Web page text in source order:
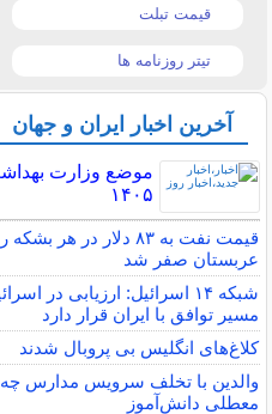
قیمت تبلت
تیتر روزنامه ها
آخرین اخبار ایران و جهان
موضع وزارت
۱۴۰۵
قیمت نفت به ۸۳ دلار
عربستان صفر شد
شبکه ۱۴ اسرائیل: ارزیابی
مسیر توافق با ایران قرار دارد
کلاغ‌های انگلیس بی پروبال شدند
والدین با تخلف سرویس مدارس چه
معطلی دانش‌آموز